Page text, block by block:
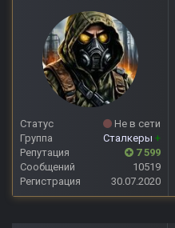
Статус
Не в сети
Группа
Сталкеры +
Репутация
7 599
Сообщений
10519
Регистрация
30.07.2020